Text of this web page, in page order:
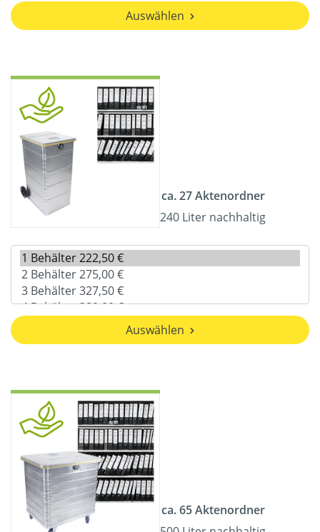
Auswählen
ca. 27 Aktenordner
240 Liter nachhaltig
Auswählen
ca. 65 Aktenordner